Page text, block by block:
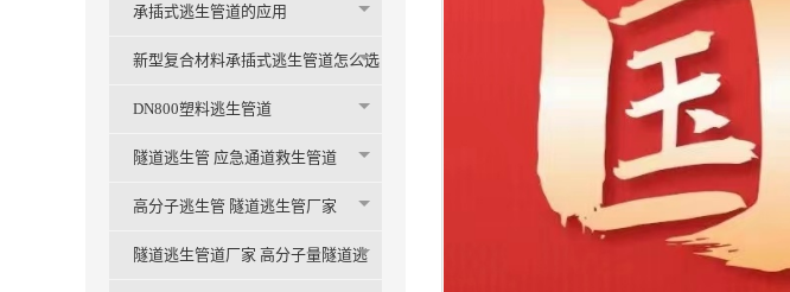
承插式逃生管道的应用
新型复合材料承插式逃生管道怎么选
DN800塑料逃生管道
隧道逃生管 应急通道救生管道
高分子逃生管 隧道逃生管厂家
隧道逃生管道厂家 高分子量隧道逃